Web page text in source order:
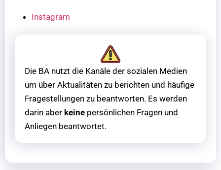
Instagram
Die BA nutzt die Kanäle der sozialen Medien
um über Aktualitäten zu berichten und häufige
Fragestellungen zu beantworten. Es werden
darin aber keine persönlichen Fragen und
Anliegen beantwortet.